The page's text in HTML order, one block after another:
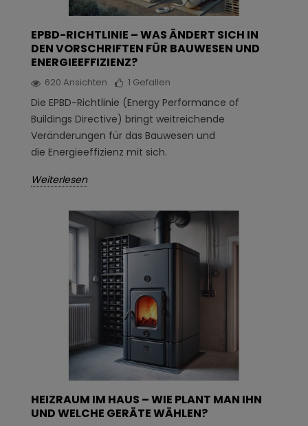
EPBD-RICHTLINIE – WAS ÄNDERT SICH IN
DEN VORSCHRIFTEN FÜR BAUWESEN UND
ENERGIEEFFIZIENZ?
620 Ansichten 1 Gefallen
Die EPBD-Richtlinie (Energy Performance of
Buildings Directive) bringt weitreichende
Veränderungen für das Bauwesen und
die Energieeffizienz mit sich.
Weiterlesen
HEIZRAUM IM HAUS – WIE PLANT MAN IHN
UND WELCHE GERÄTE WÄHLEN?